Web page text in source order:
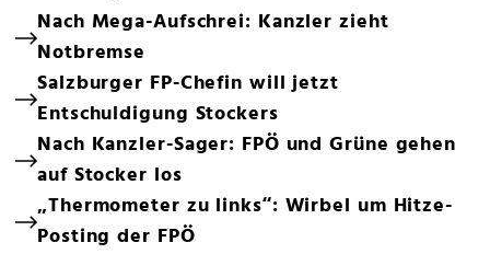
Nach Mega-Aufschrei: Kanzler zieht
Notbremse
Salzburger FP-Chefin will jetzt
Entschuldigung Stockers
Nach Kanzler-Sager: FPÖ und Grüne gehen
auf Stocker los
„Thermometer zu links“: Wirbel um Hitze-
Posting der FPÖ